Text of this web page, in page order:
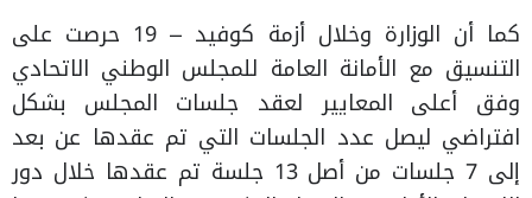
كما أن الوزارة وخلال أزمة كوفيد – 19 حرصت على
التنسيق مع الأمانة العامة للمجلس الوطني الاتحادي
وفق أعلى المعايير لعقد جلسات المجلس بشكل
افتراضي ليصل عدد الجلسات التي تم عقدها عن بعد
إلى 7 جلسات من أصل 13 جلسة تم عقدها خلال دور